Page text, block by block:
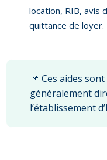
location, RIB, avis
quittance de loyer.
📌 Ces aides
généralement
l’établissement